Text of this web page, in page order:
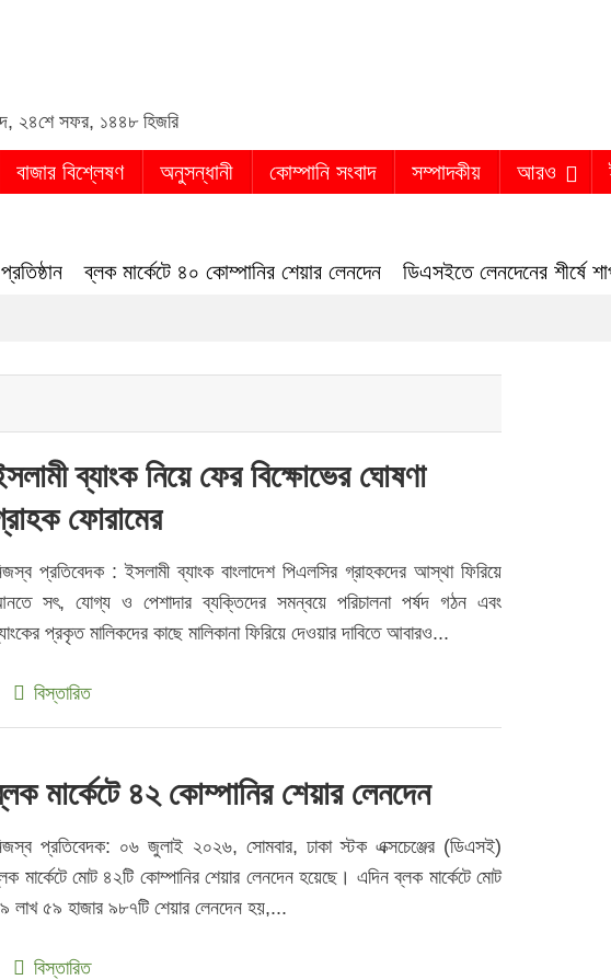
, ২৪শে সফর, ১৪৪৮ হিজরি
বাজার বিশ্লেষণ অনুসন্ধানী কোম্পানি সংবাদ সম্পাদকীয় আরও
ব্লক মার্কেটে ৪০ কোম্পানির শেয়ার লেনদেন ডিএসইতে লেনদেনের শীর্ষে শার্প
ব্যাংক নিয়ে ফের বিক্ষোভের ঘোষণা
ফোরামের
প্রতিবেদক : ইসলামী ব্যাংক বাংলাদেশ পিএলসির গ্রাহকদের আস্থা ফিরিয়ে
সৎ, যোগ্য ও পেশাদার ব্যক্তিদের সমন্বয়ে পরিচালনা পর্ষদ গঠন এবং
প্রকৃত মালিকদের কাছে মালিকানা ফিরিয়ে দেওয়ার দাবিতে আবারও...
বিস্তারিত
মার্কেটে ৪২ কোম্পানির শেয়ার লেনদেন
প্রতিবেদক: ০৬ জুলাই ২০২৬, সোমবার, ঢাকা স্টক এক্সচেঞ্জের (ডিএসই)
মার্কেটে মোট ৪২টি কোম্পানির শেয়ার লেনদেন হয়েছে। এদিন ব্লক মার্কেটে মোট
লাখ ৫৯ হাজার ৯৮৭টি শেয়ার লেনদেন হয়,...
বিস্তারিত